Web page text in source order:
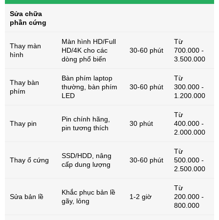
Sửa chữa
phần cứng
Thay màn
hình
Màn hình HD/Full
HD/4K cho các
dòng phổ biến
30-60 phút
Từ
700.000 -
3.500.000
Thay bàn
phím
Bàn phím laptop
thường, bàn phím
LED
30-60 phút
Từ
300.000 -
1.200.000
Thay pin
Pin chính hãng,
pin tương thích
30 phút
Từ
400.000 -
2.000.000
Thay ổ cứng
SSD/HDD, nâng
cấp dung lượng
30-60 phút
Từ
500.000 -
2.500.000
Sửa bản lề
Khắc phục bản lề
gãy, lỏng
1-2 giờ
Từ
200.000 -
800.000